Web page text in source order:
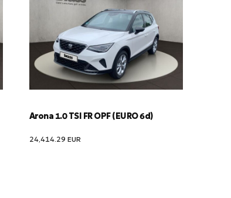
Arona 1.0 TSI FR OPF (EURO 6d)
24,414.29 EUR